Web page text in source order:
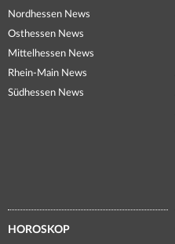
Nordhessen News
Osthessen News
Mittelhessen News
Rhein-Main News
Südhessen News
HOROSKOP